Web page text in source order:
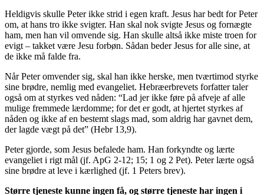
Heldigvis skulle Peter ikke strid i egen kraft. Jesus har bedt for Peter
om, at hans tro ikke svigter. Han skal nok svigte Jesus og fornægte
ham, men han vil omvende sig. Han skulle altså ikke miste troen for
evigt – takket være Jesu forbøn. Sådan beder Jesus for alle sine, at
de ikke må falde fra.
Når Peter omvender sig, skal han ikke herske, men tværtimod styrke
sine brødre, nemlig med evangeliet. Hebræerbrevets forfatter taler
også om at styrkes ved nåden: “Lad jer ikke føre på afveje af alle
mulige fremmede lærdomme; for det er godt, at hjertet styrkes af
nåden og ikke af en bestemt slags mad, som aldrig har gavnet dem,
der lagde vægt på det” (Hebr 13,9).
Peter gjorde, som Jesus befalede ham. Han forkyndte og lærte
evangeliet i rigt mål (jf. ApG 2-12; 15; 1 og 2 Pet). Peter lærte også
sine brødre at leve i kærlighed (jf. 1 Peters brev).
Større tjeneste kunne ingen få, og større tjeneste har ingen i